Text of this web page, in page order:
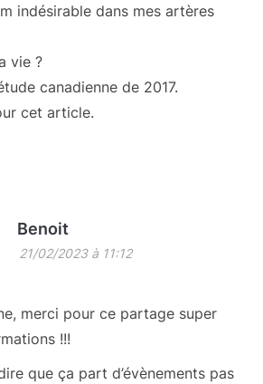
indésirable dans mes artères
vie ?
canadienne de 2017.
cet article.
Benoit
21/02/2023 à 11:12
merci pour ce partage super
!!!
que ça part d’évènements pas